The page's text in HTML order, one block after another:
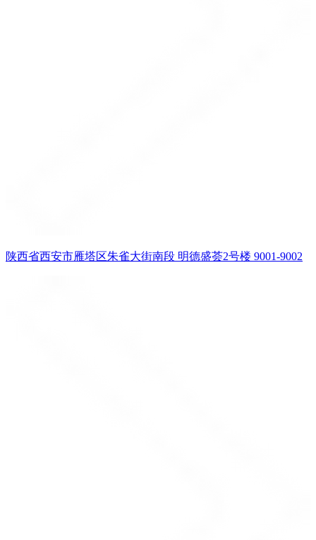
陕西省西安市雁塔区朱雀大街南段 明德盛荟2号楼 9001-9002